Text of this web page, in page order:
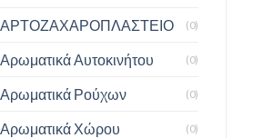
ΑΡΤΟΖΑΧΑΡΟΠΛΑΣΤΕΙΟ (0)
Αρωματικά Αυτοκινήτου (0)
Αρωματικά Ρούχων (0)
Αρωματικά Χώρου (0)